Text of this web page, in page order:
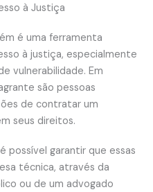
à Justiça
é uma ferramenta
à justiça, especialmente
vulnerabilidade. Em
são pessoas
de contratar um
seus direitos.
possível garantir que essas
técnica, através da
ou de um advogado